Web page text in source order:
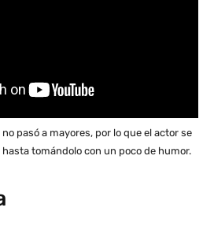
pasó a mayores, por lo que el actor se
tomándolo con un poco de humor.